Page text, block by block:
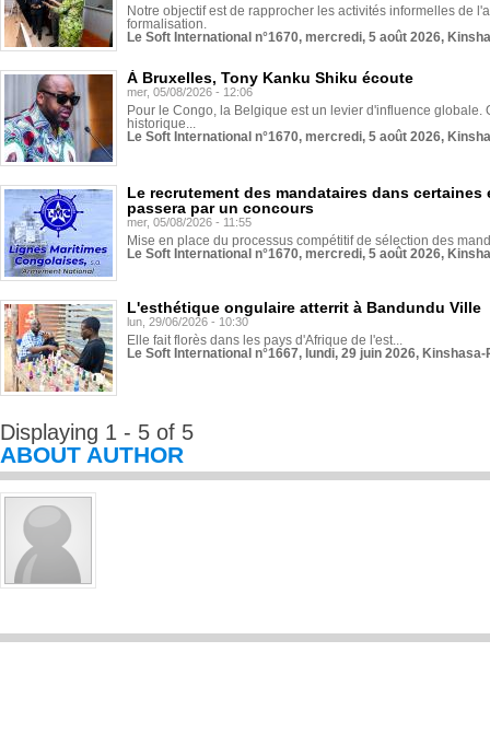
Notre objectif est de rapprocher les activités informelles de
formalisation.
Le Soft International n°1670, mercredi, 5 août 2026,
À Bruxelles, Tony Kanku Shiku écoute
mer, 05/08/2026 - 12:06
Pour le Congo, la Belgique est un levier d'influence globale.
historique...
Le Soft International n°1670, mercredi, 5 août 2026,
Le recrutement des mandataires dans
passera par un concours
mer, 05/08/2026 - 11:55
Mise en place du processus compétitif de sélection des
Le Soft International n°1670, mercredi, 5 août 2026,
L'esthétique ongulaire atterrit à Bandundu Ville
lun, 29/06/2026 - 10:30
Elle fait florès dans les pays d'Afrique de l'est...
Le Soft International n°1667, lundi, 29 juin 2026,
Displaying 1 - 5 of 5
ABOUT AUTHOR